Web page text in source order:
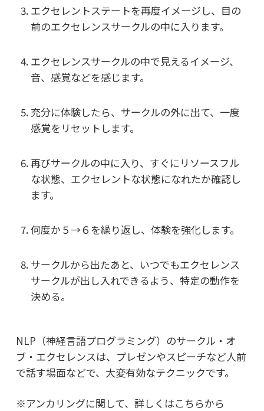
エクセレントステートを再度イメージし、 目の
前のエクセレンスサークルの中に入ります。
エクセレンスサークルの中で見えるイメージ、
音、感覚などを感じます。
充分に体験したら、サークルの外に出て、一度
感覚をリセットします。
再びサークルの中に入り、すぐにリソースフル
な状態、エクセレントな状態になれたか確認し
ます。
何度か５→６を繰り返し、体験を強化します。
サークルから出たあと、いつでもエクセレンス
サークルが出し入れできるよう、 特定の動作を
決める。
NLP（神経言語プログラミング）のサークル・オ
ブ・エクセレンスは、 プレゼンやスピーチなど人前
で話す場面などで、大変有効なテクニックです。
アンカリングに関して、詳しくはこちらから